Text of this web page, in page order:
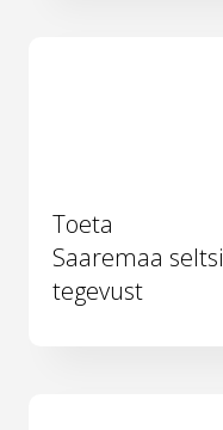
Toeta
Saaremaa seltsi
tegevust